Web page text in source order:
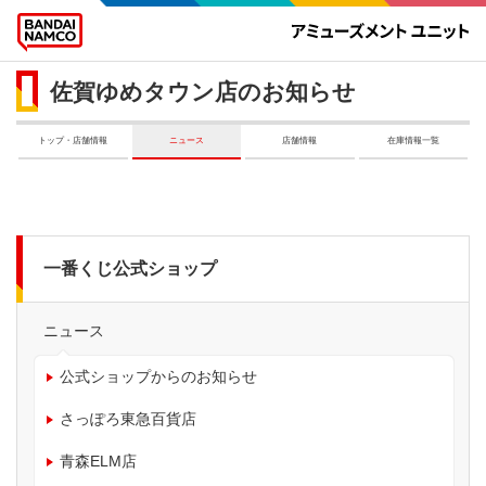
佐賀ゆめタウン店のお知らせ
トップ・店舗情報 ニュース 店舗情報 在庫情報一覧
一番くじ公式ショップ
ニュース
公式ショップからのお知らせ
さっぽろ東急百貨店
青森ELM店